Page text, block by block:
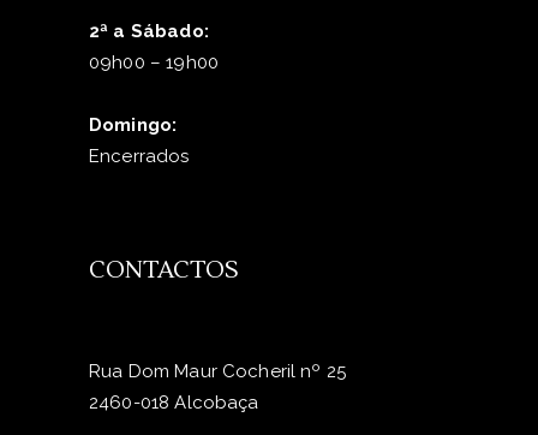
2ª a Sábado:
09h00 – 19h00
Domingo:
Encerrados
CONTACTOS
Rua Dom Maur Cocheril nº 25
2460-018 Alcobaça